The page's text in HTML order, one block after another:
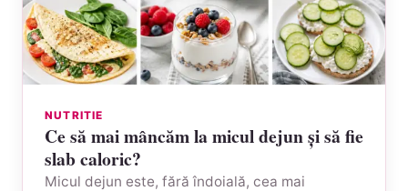
NUTRITIE
Ce să mai mâncăm la micul dejun și să fie
slab caloric?
Micul dejun este, fără îndoială, cea mai